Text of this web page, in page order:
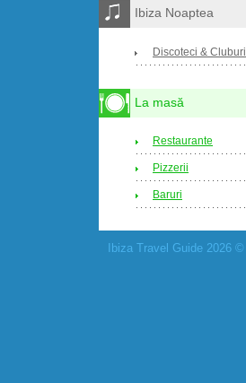
Ibiza Noaptea
Discoteci & Cluburi
La masă
Restaurante
Pizzerii
Baruri
Ibiza Travel Guide 2026 ©